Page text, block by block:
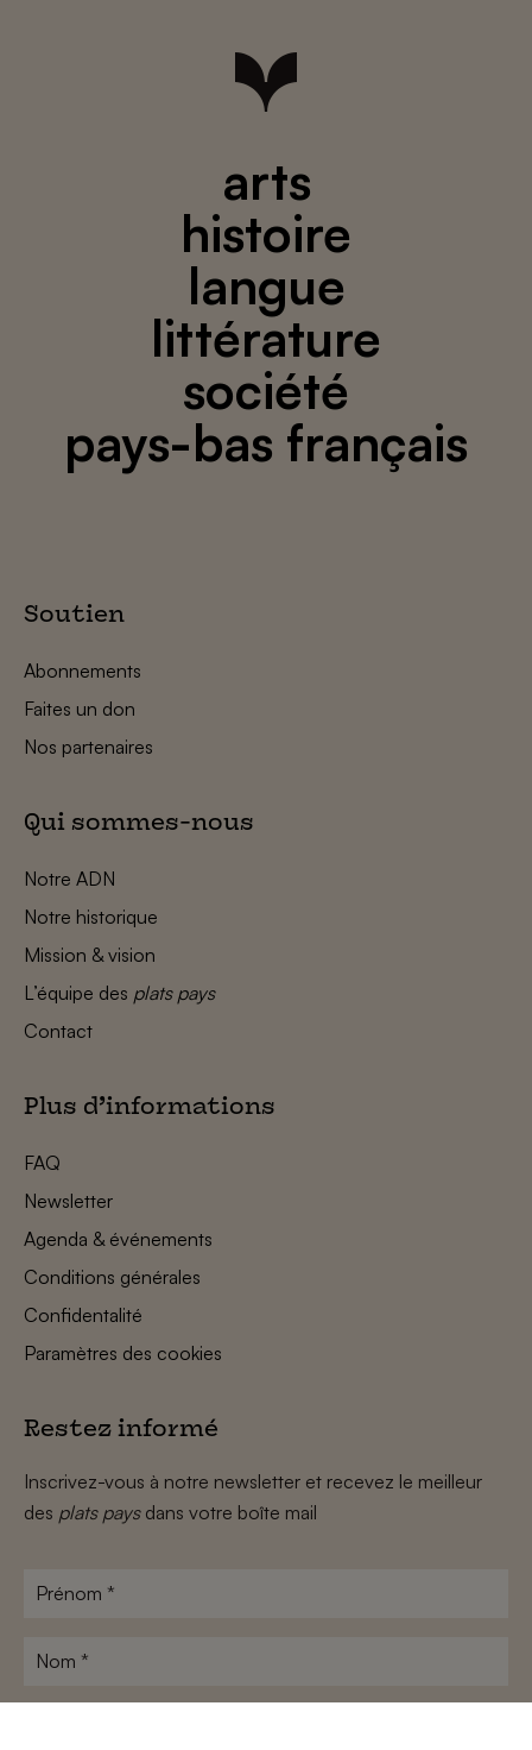
arts
histoire
langue
littérature
société
pays-bas français
Soutien
Abonnements
Faites un don
Nos partenaires
Qui sommes-nous
Notre ADN
Notre historique
Mission & vision
L’équipe des plats pays
Contact
Plus d’informations
FAQ
Newsletter
Agenda & événements
Conditions générales
Confidentalité
Paramètres des cookies
Restez informé
Inscrivez-vous à notre newsletter et recevez le meilleur
des plats paysdans votre boîte mail
Prénom
Nom